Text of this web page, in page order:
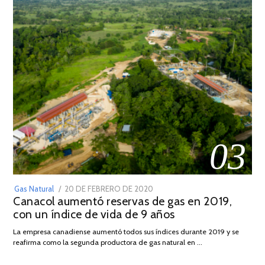
03
Gas Natural
POSTED
ON
20 DE FEBRERO DE 2020
DE
JULIO
2025
Canacol aumentó reservas de gas en 2019,
con un índice de vida de 9 años
La empresa canadiense aumentó todos sus índices durante 2019 y se
reafirma como la segunda productora de gas natural en …